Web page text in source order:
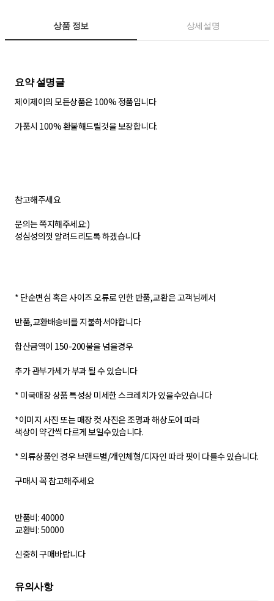
상품 정보 상세설명
요약 설명글
제이제이의 모든상품은 100% 정품입니다
가품시 100% 환불해드릴것을 보장합니다.
참고해주세요
문의는 쪽지해주세요:)
성심성의껏 알려드리도록 하겠습니다
* 단순변심 혹은 사이즈 오류로 인한 반품,교환은 고객님께서
반품,교환배송비를 지불하셔야합니다
합산금액이 150-200불을 넘을경우
추가 관부가세가 부과 될 수 있습니다
* 미국매장 상품 특성상 미세한 스크레치가 있을수있습니다
*이미지 사진 또는 매장 컷 사진은 조명과 해상도에 따라
색상이 약간씩 다르게 보일수있습니다.
* 의류상품인 경우 브랜드별/개인체형/디자인 따라 핏이 다를수 있습니다.
구매시 꼭 참고해주세요
반품비: 40000
교환비: 50000
신중히 구매바랍니다
유의사항